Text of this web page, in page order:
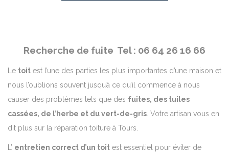
Recherche de fuite Tel : 06 64 26 16 66
Le toit est l’une des parties les plus importantes d’une maison et
nous l’oublions souvent jusqu’à ce qu’il commence à nous
causer des problèmes tels que des fuites, des tuiles
cassées, de l’herbe et du vert-de-gris . Votre artisan vous en
dit plus sur la réparation toiture à Tours.
L’ entretien correct d’un toit est essentiel pour éviter de